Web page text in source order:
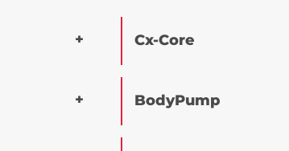
Cx-Core
BodyPump